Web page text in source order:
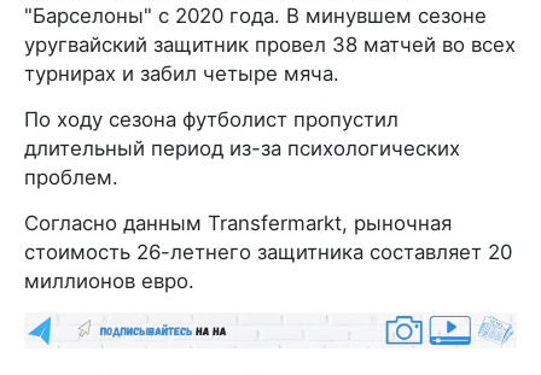
"Барселоны" с 2020 года. В минувшем сезоне
уругвайский защитник провел 38 матчей во всех
турнирах и забил четыре мяча.
По ходу сезона футболист пропустил
длительный период из-за психологических
проблем.
Согласно данным Transfermarkt, рыночная
стоимость 26-летнего защитника составляет 20
миллионов евро.